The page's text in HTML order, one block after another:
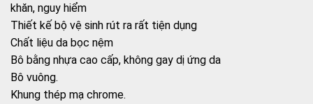
khăn, nguy hiểm
Thiết kế bộ vệ sinh rút ra rất tiện dụng
Chất liệu da bọc nệm
Bô bằng nhựa cao cấp, không gay dị ứng da
Bô vuông.
Khung thép mạ chrome.